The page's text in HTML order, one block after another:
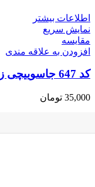
اطلاعات بیشتر
نمایش سریع
مقايسه
افزودن به علاقه مندی
کد 647 جاسوییچی زنانه
35,000 تومان